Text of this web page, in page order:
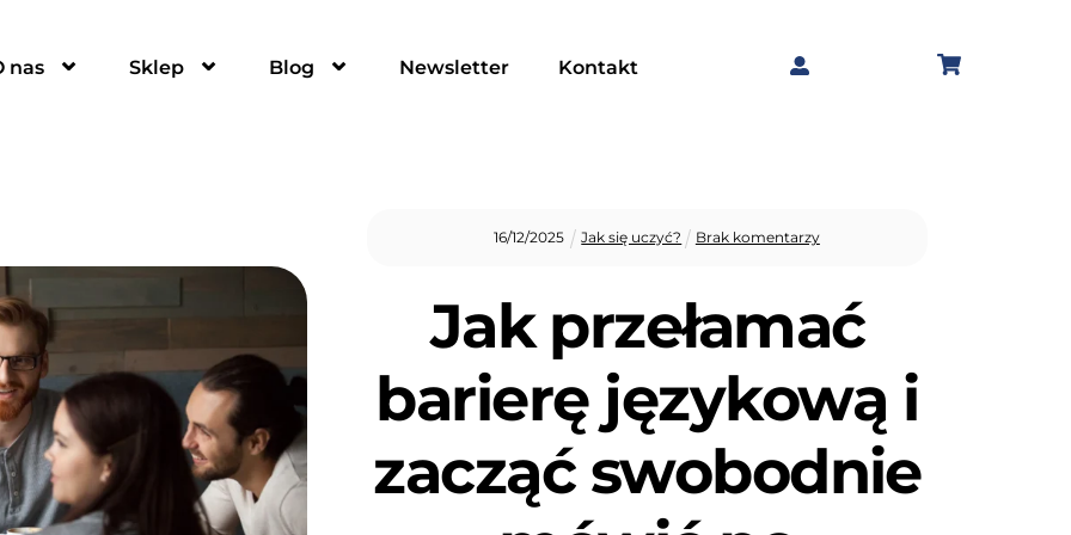
nas Sklep Blog Newsletter Kontakt
16/12/2025 Jak się uczyć? Brak komentarzy
Jak przełamać
barierę językową i
zacząć swobodnie